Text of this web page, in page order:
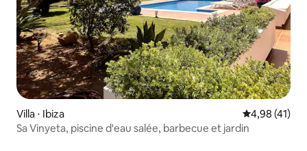
Villa ⋅ Ibiza Évaluation
4,98 (41)
Sa Vinyeta, piscine d'eau salée, barbecue et jardin